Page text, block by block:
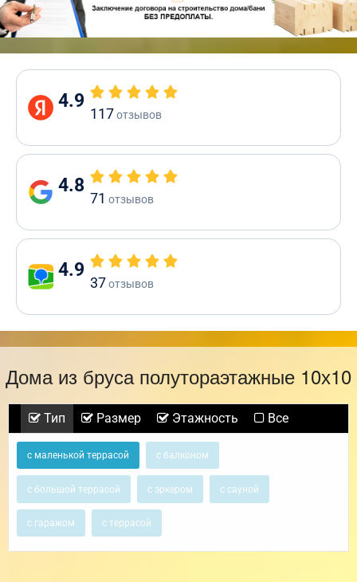
4.9
117отзывов
4.8
71 отзывов
4.9
37отзывов
Дома из бруса полутораэтажные 10х10
Тип Размер Этажность Все
с маленькой террасой с балконом
с большой террасой с эркером с сауной
с гаражом с террасой